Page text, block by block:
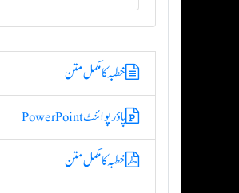
خطبہ کا مکمل متن
پاؤر پوائنٹ PowerPoint
خطبہ کا مکمل متن